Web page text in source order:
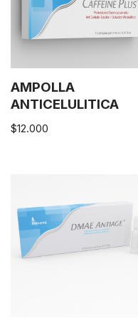
AMPOLLA
ANTICELULITICA
$12.000